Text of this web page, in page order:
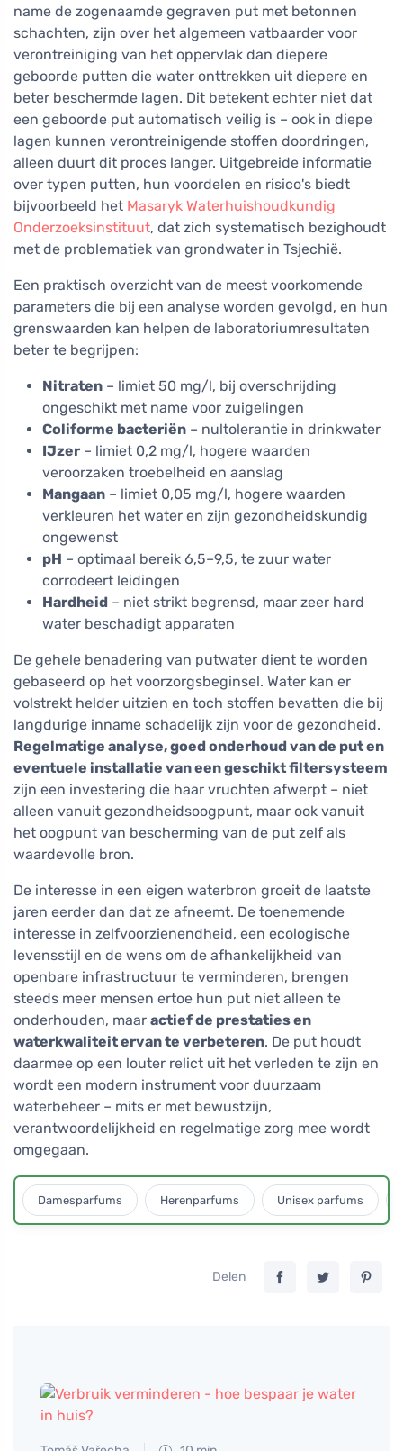
name de zogenaamde gegraven put met betonnen
schachten, zijn over het algemeen vatbaarder voor
verontreiniging van het oppervlak dan diepere
geboorde putten die water onttrekken uit diepere en
beter beschermde lagen. Dit betekent echter niet dat
een geboorde put automatisch veilig is – ook in diepe
lagen kunnen verontreinigende stoffen doordringen,
alleen duurt dit proces langer. Uitgebreide informatie
over typen putten, hun voordelen en risico's biedt
bijvoorbeeld het Masaryk Waterhuishoudkundig
Onderzoeksinstituut, dat zich systematisch bezighoudt
met de problematiek van grondwater in Tsjechië.
Een praktisch overzicht van de meest voorkomende
parameters die bij een analyse worden gevolgd, en hun
grenswaarden kan helpen de laboratoriumresultaten
beter te begrijpen:
Nitraten – limiet 50 mg/l, bij overschrijding
ongeschikt met name voor zuigelingen
Coliforme bacteriën – nultolerantie in drinkwater
IJzer – limiet 0,2 mg/l, hogere waarden
veroorzaken troebelheid en aanslag
Mangaan – limiet 0,05 mg/l, hogere waarden
verkleuren het water en zijn gezondheidskundig
ongewenst
pH – optimaal bereik 6,5–9,5, te zuur water
corrodeert leidingen
Hardheid – niet strikt begrensd, maar zeer hard
water beschadigt apparaten
De gehele benadering van putwater dient te worden
gebaseerd op het voorzorgsbeginsel. Water kan er
volstrekt helder uitzien en toch stoffen bevatten die bij
langdurige inname schadelijk zijn voor de gezondheid.
Regelmatige analyse, goed onderhoud van de put en
eventuele installatie van een geschikt filtersysteem
zijn een investering die haar vruchten afwerpt – niet
alleen vanuit gezondheidsoogpunt, maar ook vanuit
het oogpunt van bescherming van de put zelf als
waardevolle bron.
De interesse in een eigen waterbron groeit de laatste
jaren eerder dan dat ze afneemt. De toenemende
interesse in zelfvoorzienendheid, een ecologische
levensstijl en de wens om de afhankelijkheid van
openbare infrastructuur te verminderen, brengen
steeds meer mensen ertoe hun put niet alleen te
onderhouden, maar actief de prestaties en
waterkwaliteit ervan te verbeteren. De put houdt
daarmee op een louter relict uit het verleden te zijn en
wordt een modern instrument voor duurzaam
waterbeheer – mits er met bewustzijn,
verantwoordelijkheid en regelmatige zorg mee wordt
omgegaan.
Damesparfums Herenparfums Unisex parfums
Delen